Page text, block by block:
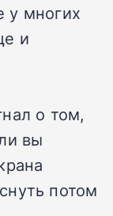
у многих
и
о том,
вы
потом